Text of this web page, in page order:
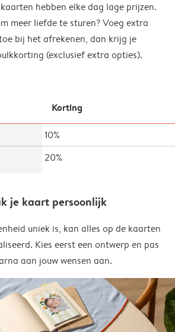
hebben elke dag lage prijzen.
meer liefde te sturen? Voeg extra
bij het afrekenen, dan krijg je
(exclusief extra opties).
Korting
10%
20%
je kaart persoonlijk
uniek is, kan alles op de kaarten
Kies eerst een ontwerp en pas
aan jouw wensen aan.